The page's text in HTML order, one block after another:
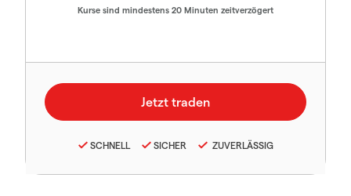
Kurse sind mindestens 20 Minuten zeitverzögert
SCHNELL SICHER ZUVERLÄSSIG